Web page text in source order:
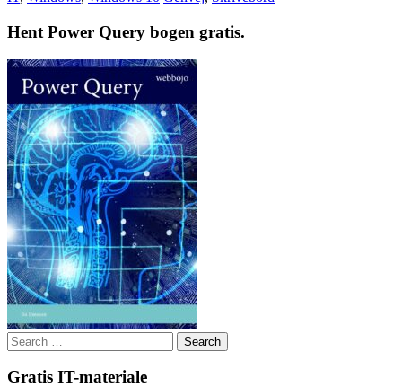
Hent Power Query bogen gratis.
Search
for:
Gratis IT-materiale